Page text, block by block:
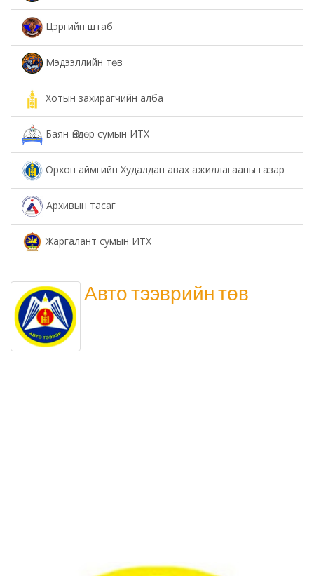
Цэргийн штаб
Мэдээллийн төв
Хотын захирагчийн алба
Баян-Өндөр сумын ИТХ
Орхон аймгийн Худалдан авах ажиллагааны газар
Архивын тасаг
Жаргалант сумын ИТХ
Соёл урлагийн газар
Орхон аймаг дахь Сум дундын иргэний хэргийн
Авто тээврийн төв